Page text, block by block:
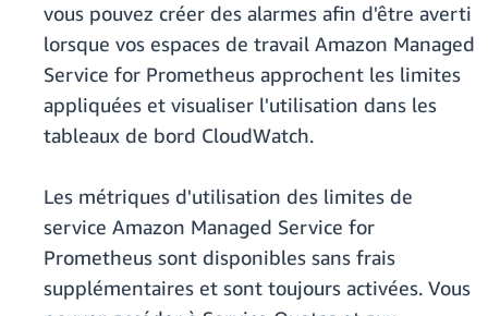
vous pouvez créer des alarmes afin d'être averti
lorsque vos espaces de travail Amazon Managed
Service for Prometheus approchent les limites
appliquées et visualiser l'utilisation dans les
tableaux de bord CloudWatch.
Les métriques d'utilisation des limites de
service Amazon Managed Service for
Prometheus sont disponibles sans frais
supplémentaires et sont toujours activées. Vous